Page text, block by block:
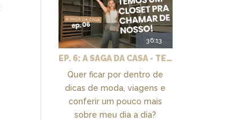
36:13
EP. 6: A SAGA DA CASA - TEMOS UM CLOSET PRA CHAMAR DE NOSSO + MARCENARIA E PAISAGISMO
Quer ficar por dentro de
dicas de moda, viagens e
conferir um pouco mais
sobre meu dia a dia?